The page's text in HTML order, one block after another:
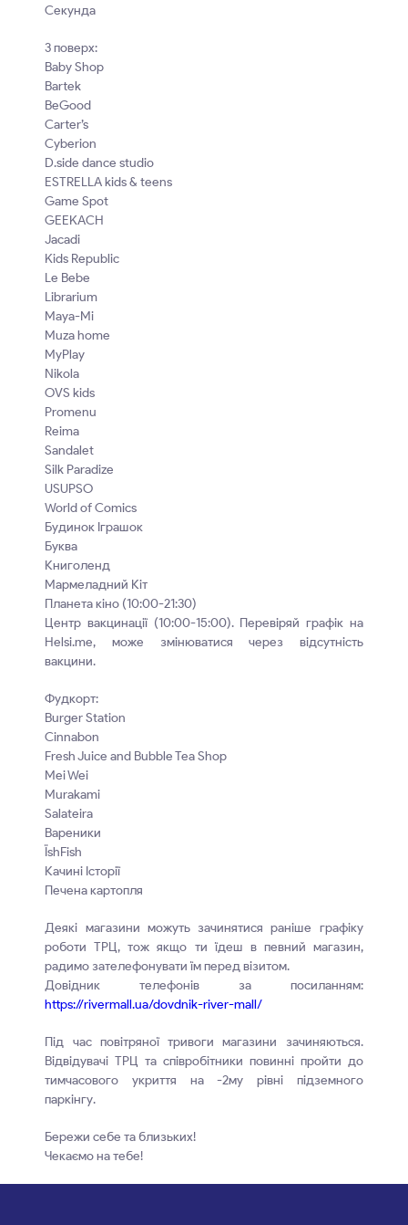
Секунда
3 поверх:
Baby Shop
Bartek
BeGood
Carter’s
Cyberion
D.side dance studio
ESTRELLA kids & teens
Game Spot
GEEKACH
Jacadi
Kids Republiс
Le Bebe
Librarium
Maya-Mi
Muza home
MyPlay
Nikola
OVS kids
Promenu
Reima
Sandalet
Silk Paradize
USUPSO
World of Comics
Будинок Іграшок
Буква
Книголенд
Мармеладний Кіт
Планета кіно (10:00-21:30)
Центр вакцинації (10:00-15:00). Перевіряй графік на
Helsi.me, може змінюватися через відсутність
вакцини.
Фудкорт:
Burger Station
Cinnabon
Fresh Juice and Bubble Tea Shop
Mei Wei
Murakami
Salateira
Вареники
ЇshFish
Качині Історії
Печена картопля
Деякі магазини можуть зачинятися раніше графіку
роботи ТРЦ, тож якщо ти їдеш в певний магазин,
радимо зателефонувати їм перед візитом.
Довідник телефонів за посиланням:
https://rivermall.ua/dovdnik-river-mall/
Під час повітряної тривоги магазини зачиняються.
Відвідувачі ТРЦ та співробітники повинні пройти до
тимчасового укриття на -2му рівні підземного
паркінгу.
Бережи себе та близьких!
Чекаємо на тебе!